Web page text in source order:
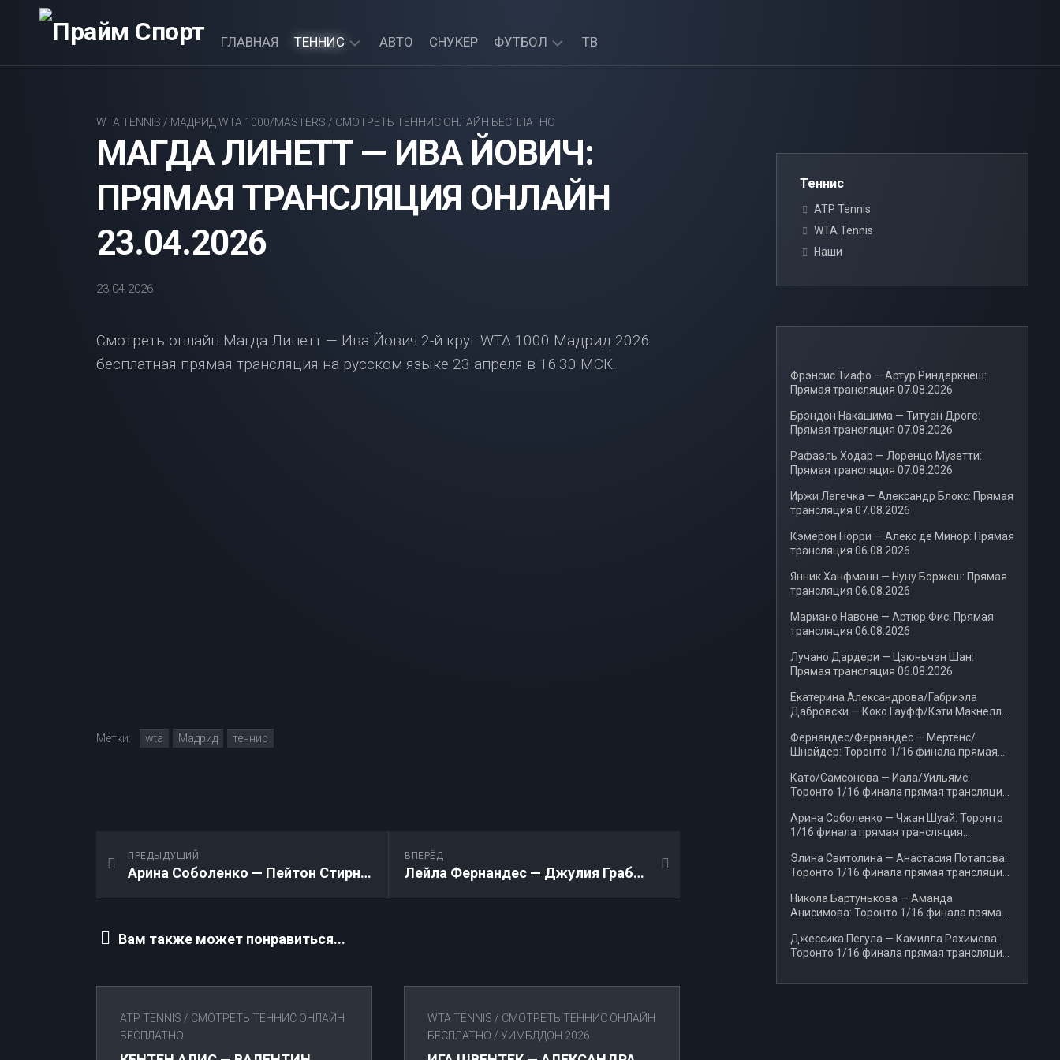
Перейти
содержанию
ГЛАВНАЯ ТЕННИС
WTA
TENNIS
НАШИ
АВТО СНУКЕР ФУТБОЛ
ПРЯМЫЕ
ТРАНСЛЯЦИИ
ТВ
WTA TENNIS / МАДРИД WTA 1000/MASTERS / СМОТРЕТЬ ТЕННИС ОНЛАЙН БЕСПЛАТНО
МАГДА ЛИНЕТТ — ИВА ЙОВИЧ:
ПРЯМАЯ ТРАНСЛЯЦИЯ ОНЛАЙН
23.04.2026
23.04.2026
Смотреть онлайн Магда Линетт — Ива Йович 2-й круг WTA 1000 Мадрид 2026
бесплатная прямая трансляция на русском языке 23 апреля в 16:30 МСК.
Метки: wta Мадрид теннис
ВПЕРЁД
Лейла Фернандес — Джулия Грабер: Прямая трансляция онлайн 23.04.2026
ПРЕДЫДУЩИЙ
Арина Соболенко — Пейтон Стирнс: Прямая трансляция онлайн 23.04.2026
Вам также может понравиться...
ATP TENNIS / СМОТРЕТЬ ТЕННИС ОНЛАЙН
БЕСПЛАТНО
WTA TENNIS / СМОТРЕТЬ ТЕННИС ОНЛАЙН
БЕСПЛАТНО / УИМБЛДОН 2026
Теннис
ATP Tennis
WTA Tennis
Наши
Фрэнсис Тиафо — Артур Риндеркнеш:
Прямая трансляция 07.08.2026
Брэндон Накашима — Титуан Дроге:
Прямая трансляция 07.08.2026
Рафаэль Ходар — Лоренцо Музетти:
Прямая трансляция 07.08.2026
Иржи Легечка — Александр Блокс: Прямая
трансляция 07.08.2026
Кэмерон Норри — Алекс де Минор: Прямая
трансляция 06.08.2026
Янник Ханфманн — Нуну Боржеш: Прямая
трансляция 06.08.2026
Мариано Навоне — Артюр Фис: Прямая
трансляция 06.08.2026
Лучано Дардери — Цзюньчэн Шан:
Прямая трансляция 06.08.2026
Екатерина Александрова/Габриэла
Дабровски — Коко Гауфф/Кэти Макнелли:
Фернандес/Фернандес — Мертенс/
Шнайдер: Торонто 1/16 финала прямая
Като/Самсонова — Иала/Уильямс:
Торонто 1/16 финала прямая трансляция
Арина Соболенко — Чжан Шуай: Торонто
1/16 финала прямая трансляция
Элина Свитолина — Анастасия Потапова:
Торонто 1/16 финала прямая трансляция
Никола Бартунькова — Аманда
Анисимова: Торонто 1/16 финала прямая
Джессика Пегула — Камилла Рахимова:
Торонто 1/16 финала прямая трансляция